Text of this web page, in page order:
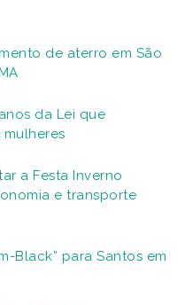
de aterro em São
da Lei que
a Festa Inverno
e transporte
Black” para Santos em